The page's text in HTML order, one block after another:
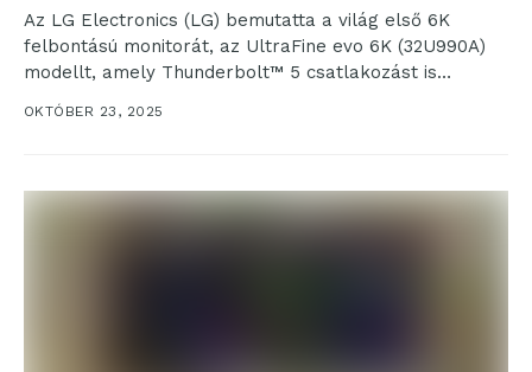
Az LG Electronics (LG) bemutatta a világ első 6K
felbontású monitorát, az UltraFine evo 6K (32U990A)
modellt, amely Thunderbolt™ 5 csatlakozást is
lehetővé...
OKTÓBER 23, 2025